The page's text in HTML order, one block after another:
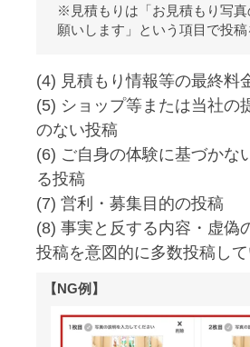
※見積もりは「お見積もり写
願いします」という項目で投
(4) 見積もり情報等の最終料
(5) ショップ等または当社の
のない投稿
(6) ご自身の体験に基づかな
る投稿
(7) 営利・募集目的の投稿
(8) 事実と反する内容・虚偽
投稿を意図的に多数投稿し
【NG例】